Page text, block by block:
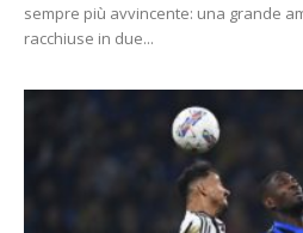
sempre più avvincente: una grande
racchiuse in due...